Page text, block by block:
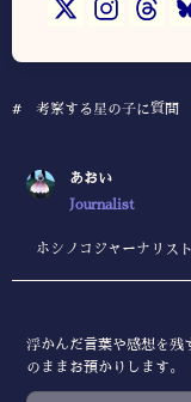
# 考察する星の子に質問
あおい
Journalist
ホシノコジャーナリス
浮かんだ言葉や感想を残
のままお預かりします。